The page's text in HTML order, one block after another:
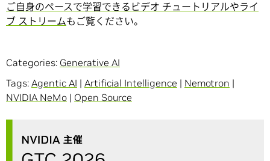
ご自身のペースで学習できるビデオ チュートリアルやライ
ブ ストリームもご覧ください。
Categories: Generative AI
Tags: Agentic AI | Artificial Intelligence | Nemotron |
NVIDIA NeMo | Open Source